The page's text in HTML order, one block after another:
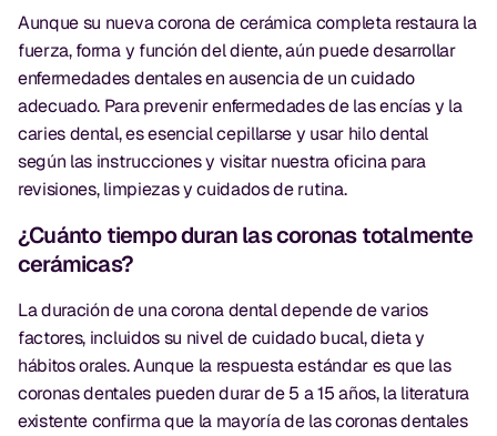
Aunque su nueva corona de cerámica completa restaura la
fuerza, forma y función del diente, aún puede desarrollar
enfermedades dentales en ausencia de un cuidado
adecuado. Para prevenir enfermedades de las encías y la
caries dental, es esencial cepillarse y usar hilo dental
según las instrucciones y visitar nuestra oficina para
revisiones, limpiezas y cuidados de rutina.
¿Cuánto tiempo duran las coronas totalmente
cerámicas?
La duración de una corona dental depende de varios
factores, incluidos su nivel de cuidado bucal, dieta y
hábitos orales. Aunque la respuesta estándar es que las
coronas dentales pueden durar de 5 a 15 años, la literatura
existente confirma que la mayoría de las coronas dentales